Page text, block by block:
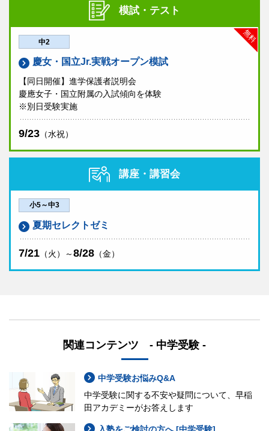
模試・テスト
無料
中2
慶女・国立Jr.実戦オープン模試
【同日開催】進学保護者説明会
慶應女子・国立附属の入試傾向を体験
※別日受験実施
9/23 （水祝）
講座・講習会
小5～中3
夏期セレクトゼミ
7/21 （火）～8/28 （金）
関連コンテンツ - 中学受験 -
中学受験お悩みQ&A
中学受験に関する不安や疑問について、早稲
田アカデミーがお答えします
入塾をご検討の方へ [中学受験]